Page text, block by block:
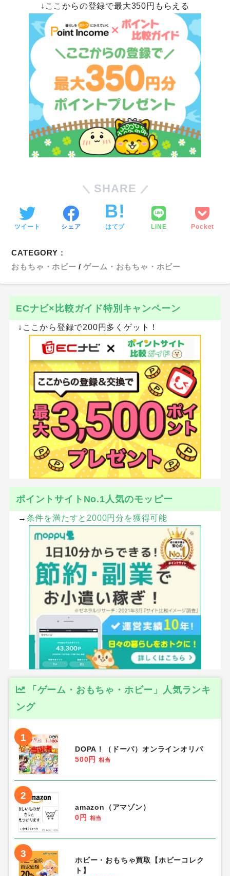
↓ここからの登録で最大350円もらえる
SHARE
ツイート シェア はてブ LINE Pocket
CATEGORY :
おもちゃ・ホビー
ゲーム・おもちゃ・ホビー
ECナビ×比較ガイド特別キャンペーン
↓ここから登録で200円多くゲット！
ポイントサイトNo.1人気のモッピー
→ 条件を満たすと2000円分を獲得可能
「ゲーム・おもちゃ・ホビー」人気ランキ
ング
1
DOPA！（ドーパ）オンラインオリパ
500円
相当
2
amazon（アマゾン）
0円
相当
3
ホビー・おもちゃ買取【ホビーコレク
ト】